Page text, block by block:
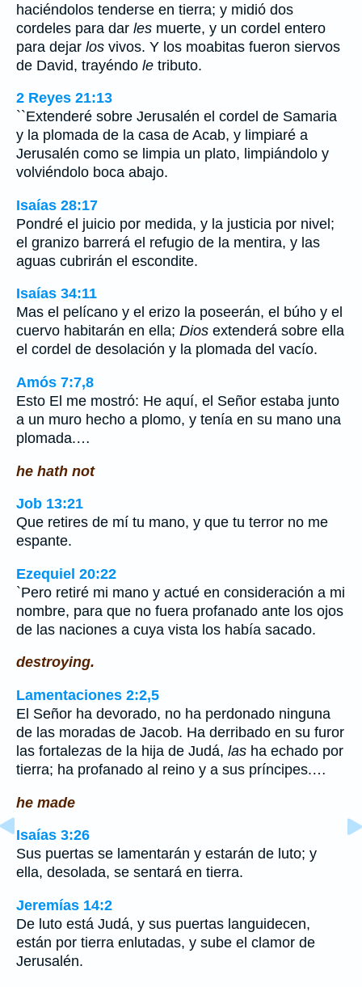
haciéndolos tenderse en tierra; y midió dos
cordeles para dar les muerte, y un cordel entero
para dejar los vivos. Y los moabitas fueron siervos
de David, trayéndo le tributo.
2 Reyes 21:13
``Extenderé sobre Jerusalén el cordel de Samaria
y la plomada de la casa de Acab, y limpiaré a
Jerusalén como se limpia un plato, limpiándolo y
volviéndolo boca abajo.
Isaías 28:17
Pondré el juicio por medida, y la justicia por nivel;
el granizo barrerá el refugio de la mentira, y las
aguas cubrirán el escondite.
Isaías 34:11
Mas el pelícano y el erizo la poseerán, el búho y el
cuervo habitarán en ella; Dios extenderá sobre ella
el cordel de desolación y la plomada del vacío.
Amós 7:7,8
Esto El me mostró: He aquí, el Señor estaba junto
a un muro hecho a plomo, y tenía en su mano una
plomada.…
he hath not
Job 13:21
Que retires de mí tu mano, y que tu terror no me
espante.
Ezequiel 20:22
`Pero retiré mi mano y actué en consideración a mi
nombre, para que no fuera profanado ante los ojos
de las naciones a cuya vista los había sacado.
destroying.
Lamentaciones 2:2,5
El Señor ha devorado, no ha perdonado ninguna
de las moradas de Jacob. Ha derribado en su furor
las fortalezas de la hija de Judá, las ha echado por
tierra; ha profanado al reino y a sus príncipes.…
he made
Isaías 3:26
Sus puertas se lamentarán y estarán de luto; y
ella, desolada, se sentará en tierra.
Jeremías 14:2
De luto está Judá, y sus puertas languidecen,
están por tierra enlutadas, y sube el clamor de
Jerusalén.